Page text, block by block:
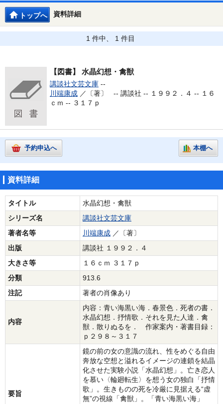
資料詳細
トップへ
1 件中、 1 件目
【図書】 水晶幻想・禽獣
講談社文芸文庫 --
川端康成 ／〔著〕 -- 講談社 -- １９９２．４ -- １６
ｃｍ -- ３１７ｐ
予約申込へ 本棚へ
資料詳細
タイトル
水晶幻想・禽獣
シリーズ名
講談社文芸文庫
著者名等
川端康成 ／〔著〕
出版
講談社 １９９２．４
大きさ等
１６ｃｍ ３１７ｐ
分類
913.6
注記
著者の肖像あり
内容
内容：青い海黒い海．春景色．死者の書．
水晶幻想．抒情歌．それを見た人達．禽
獣．散りぬるを． 作家案内・著書目録：
ｐ２９８～３１７
要旨
鏡の前の女の意識の流れ、性をめぐる自由
奔放な空想と溢れるイメージの連鎖を結晶
化させた実験小説「水晶幻想」。亡き恋人
を慕い〈輪廻転生〉を想う女の独白「抒情
歌」。生きものの死を冷厳に見据える“虚
無”の視線「禽獣」。「青い海黒い海」